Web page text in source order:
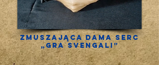
Zmuszająca dama serc
„Gra Svengali”